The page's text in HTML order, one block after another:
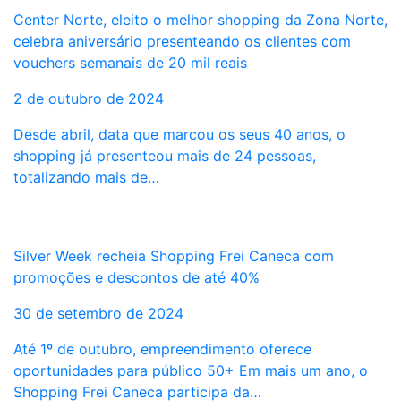
Center Norte, eleito o melhor shopping da Zona Norte,
celebra aniversário presenteando os clientes com
vouchers semanais de 20 mil reais
2 de outubro de 2024
Desde abril, data que marcou os seus 40 anos, o
shopping já presenteou mais de 24 pessoas,
totalizando mais de…
Silver Week recheia Shopping Frei Caneca com
promoções e descontos de até 40%
30 de setembro de 2024
Até 1º de outubro, empreendimento oferece
oportunidades para público 50+ Em mais um ano, o
Shopping Frei Caneca participa da…